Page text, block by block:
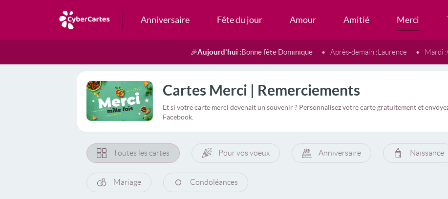
Anniversaire Fête du jour Amour Amitié Merci
🎉Aujourd'hui :Bonne fête Dominique Après-demain :Laurence Mardi :
Cartes Merci | Remerciements
Et si votre carte merci devenait un souvenir ? Personnalisez votre carte gratuitement et
Facebook.
Toutes les cartes Pour vos voeux Anniversaire Naissance
Mariage Condoléances